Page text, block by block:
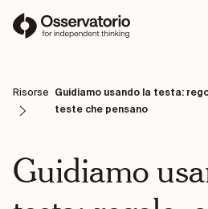
Risorse
Guidiamo usando la testa:
teste che pensano
Guidiamo